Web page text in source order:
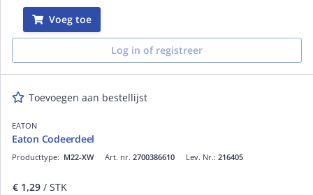
Voeg toe
Log in of registreer
Toevoegen aan bestellijst
EATON
Eaton Codeerdeel
Art. nr. 2700386610
Producttype: M22-XW Lev. Nr.: 216405
€ 1,29 / STK